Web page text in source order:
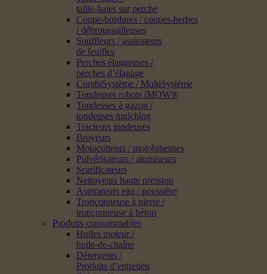
taille-haies sur perche
Coupe-bordures / coupes-herbes
/ débroussailleuses
Souffleurs / aspirateurs
de feuilles
Perches élagueuses /
perches d’élagage
CombiSystème / MultiSystème
Tondeuses robots iMOW®
Tondeuses à gazon /
tondeuses mulching
Tracteurs tondeuses
Broyeurs
Motoculteurs / motobineuses
Pulvérisateurs / atomiseurs
Scarificateurs
Nettoyeurs haute pression
Aspirateurs eau / poussière
Tronçonneuse à pierre /
tronçonneuse à béton
Produits consommables
Huiles moteur /
huile-de-chaîne
Détergents /
Produits d’entretien